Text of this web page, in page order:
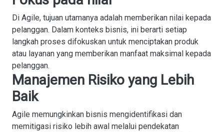
Di Agile, tujuan utamanya adalah memberikan nilai kepada
pelanggan. Dalam konteks bisnis, ini berarti setiap
langkah proses difokuskan untuk menciptakan produk
atau layanan yang memberikan manfaat maksimal kepada
pelanggan.
Manajemen Risiko yang Lebih
Baik
Agile memungkinkan bisnis mengidentifikasi dan
memitigasi risiko lebih awal melalui pendekatan